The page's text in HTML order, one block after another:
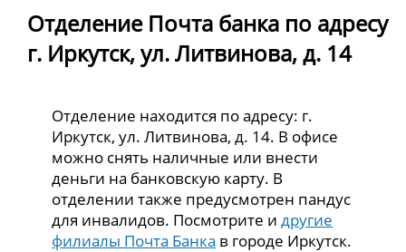
Отделение Почта банка по адресу
г. Иркутск, ул. Литвинова, д. 14
Отделение находится по адресу: г.
Иркутск, ул. Литвинова, д. 14. В офисе
можно снять наличные или внести
деньги на банковскую карту. В
отделении также предусмотрен пандус
для инвалидов. Посмотрите идругие
филиалы Почта Банка в городе Иркутск.